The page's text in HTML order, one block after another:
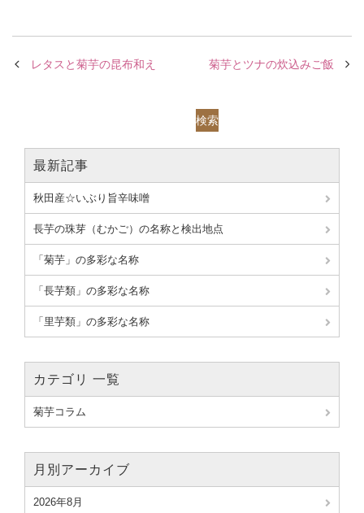
レタスと菊芋の昆布和え 菊芋とツナの炊込みご飯
検索
最新記事
秋田産☆いぶり旨辛味噌
長芋の珠芽（むかご）の名称と検出地点
「菊芋」の多彩な名称
「長芋類」の多彩な名称
「里芋類」の多彩な名称
カテゴリ 一覧
菊芋コラム
月別アーカイブ
2026年8月